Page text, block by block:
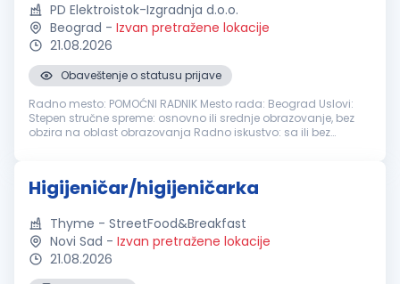
PD Elektroistok-Izgradnja d.o.o.
Beograd - Izvan pretražene lokacije
21.08.2026
Obaveštenje o statusu prijave
Radno mesto: POMOĆNI RADNIK Mesto rada: Beograd Uslovi:
Stepen stručne spreme: osnovno ili srednje obrazovanje, bez
obzira na oblast obrazovanja Radno iskustvo: sa ili bez
Higijeničar/higijeničarka
Thyme - StreetFood&Breakfast
Novi Sad - Izvan pretražene lokacije
21.08.2026